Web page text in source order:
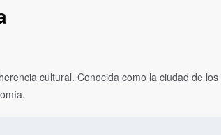
cultural. Conocida como la ciudad de